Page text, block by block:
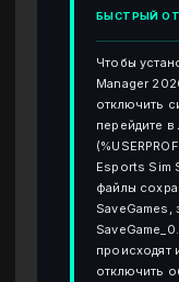
БЫСТРЫЙ
Чтобы
Manager
отключить
перейдите в
Esports Sim
файлы
происходят
отключить